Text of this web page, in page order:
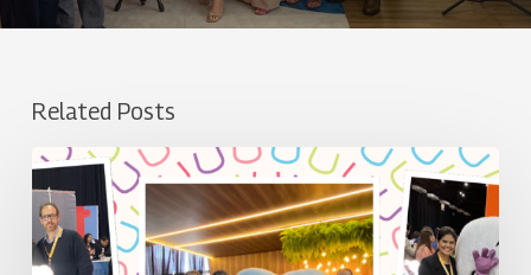
Related Posts
Uniodonto
Londrina
reforça
relacionamento
com